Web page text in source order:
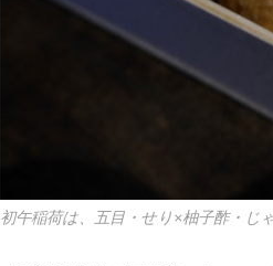
初午稲荷は、五目・せり×柚子酢・